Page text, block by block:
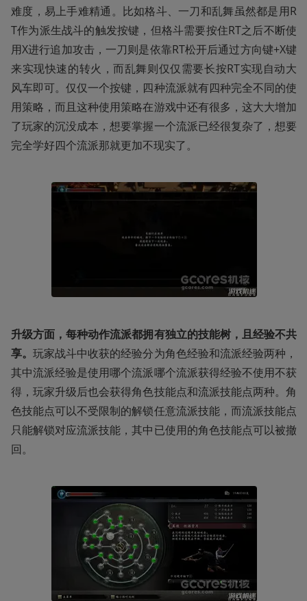
难度，易上手难精通。比如格斗、一刀和乱舞虽然都是用R
T作为派生战斗的触发按键，但格斗需要按住RT之后不断使
用X进行追加攻击，一刀则是依靠RT松开后通过方向键+X键
来实现快速的转火，而乱舞则仅仅需要长按RT实现自动大
风车即可。仅仅一个按键，四种流派就有四种完全不同的使
用策略，而且这种使用策略在游戏中还有很多，这大大增加
了玩家的沉没成本，想要掌握一个流派已经很复杂了，想要
完全学好四个流派那就更加不现实了。
升级方面，每种动作流派都拥有独立的技能树，且经验不共
享。玩家战斗中收获的经验分为角色经验和流派经验两种，
其中流派经验是使用哪个流派哪个流派获得经验不使用不获
得，玩家升级后也会获得角色技能点和流派技能点两种。角
色技能点可以不受限制的解锁任意流派技能，而流派技能点
只能解锁对应流派技能，其中已使用的角色技能点可以被撤
回。